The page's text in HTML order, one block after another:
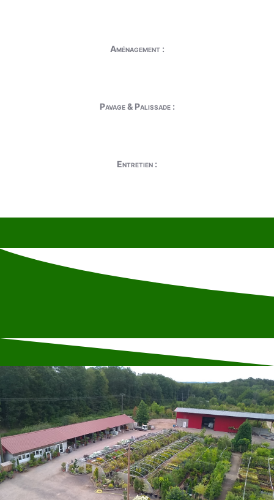
Aménagement :
Pavage & Palissade :
Entretien :